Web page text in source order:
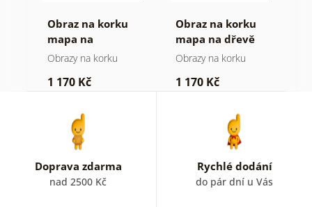
Obraz na korku
mapa na
dřevěném pozadí
Obrazy na korku
1 170 Kč
Obraz na korku
mapa na dřevě
Obrazy na korku
1 170 Kč
Doprava zdarma
nad 2500 Kč
Rychlé dodání
do pár dní u Vás